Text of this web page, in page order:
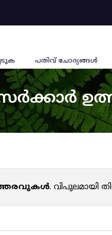
പതിവ് ചോദ്യങ്ങൾ
. വിപുലമായി